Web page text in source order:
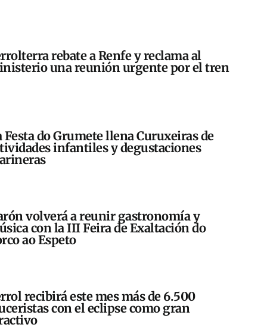
rebate a Renfe y reclama al
una reunión urgente por el tren
Festa do Grumete llena Curuxeiras de
infantiles y degustaciones
volverá a reunir gastronomía y
con la III Feira de Exaltación do
ao Espeto
recibirá este mes más de 6.500
con el eclipse como gran